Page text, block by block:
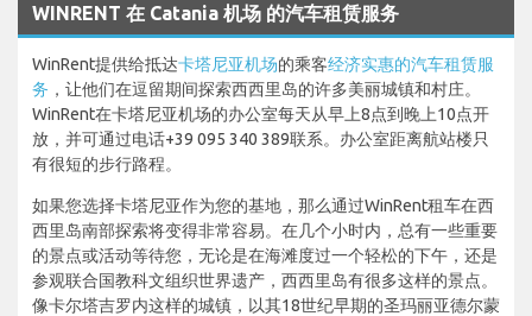
WINRENT 在 Catania 机场 的汽车租赁服务
WinRent提供给抵达卡塔尼亚机场的乘客经济实惠的汽车租赁服
务 ，让他们在逗留期间探索西西里岛的许多美丽城镇和村庄。
WinRent在卡塔尼亚机场的办公室每天从早上8点到晚上10点开
放，并可通过电话+39 095 340 389联系。办公室距离航站楼只
有很短的步行路程。
如果您选择卡塔尼亚作为您的基地，那么通过WinRent租车在西
西里岛南部探索将变得非常容易。在几个小时内，总有一些重要
的景点或活动等待您，无论是在海滩度过一个轻松的下午，还是
参观联合国教科文组织世界遗产，西西里岛有很多这样的景点。
像卡尔塔吉罗内这样的城镇，以其18世纪早期的圣玛丽亚德尔蒙